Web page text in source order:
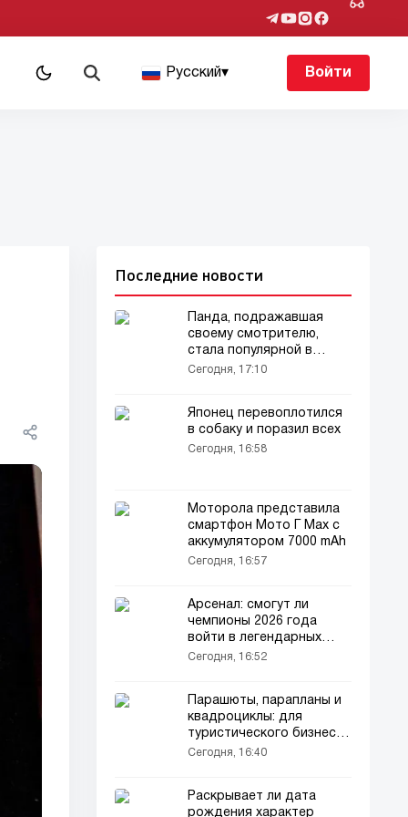
Русский▾ Войти
Последние новости
Панда, подражавшая
своему смотрителю,
стала популярной в
социальных сетях
Сегодня, 17:10
Японец перевоплотился
в собаку и поразил всех
Сегодня, 16:58
Моторола представила
смартфон Мото Г Max с
аккумулятором 7000 mAh
Сегодня, 16:57
Арсенал: смогут ли
чемпионы 2026 года
войти в легендарных
«Непобедимых»?
Сегодня, 16:52
Парашюты, парапланы и
квадроциклы: для
туристического бизнеса
предоставят
Сегодня, 16:40
Раскрывает ли дата
рождения характер